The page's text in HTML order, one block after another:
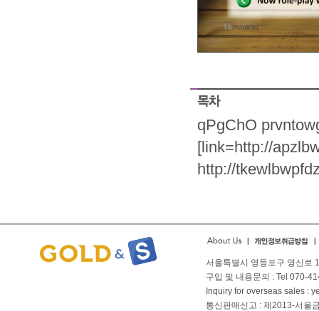
qPgChO
[link=http://
http://
서울특별시 영등포구 영신로
구입 및 내용문의 : Tel 070-
Inquiry for overseas sales :
통신판매신고 : 제2013-서울